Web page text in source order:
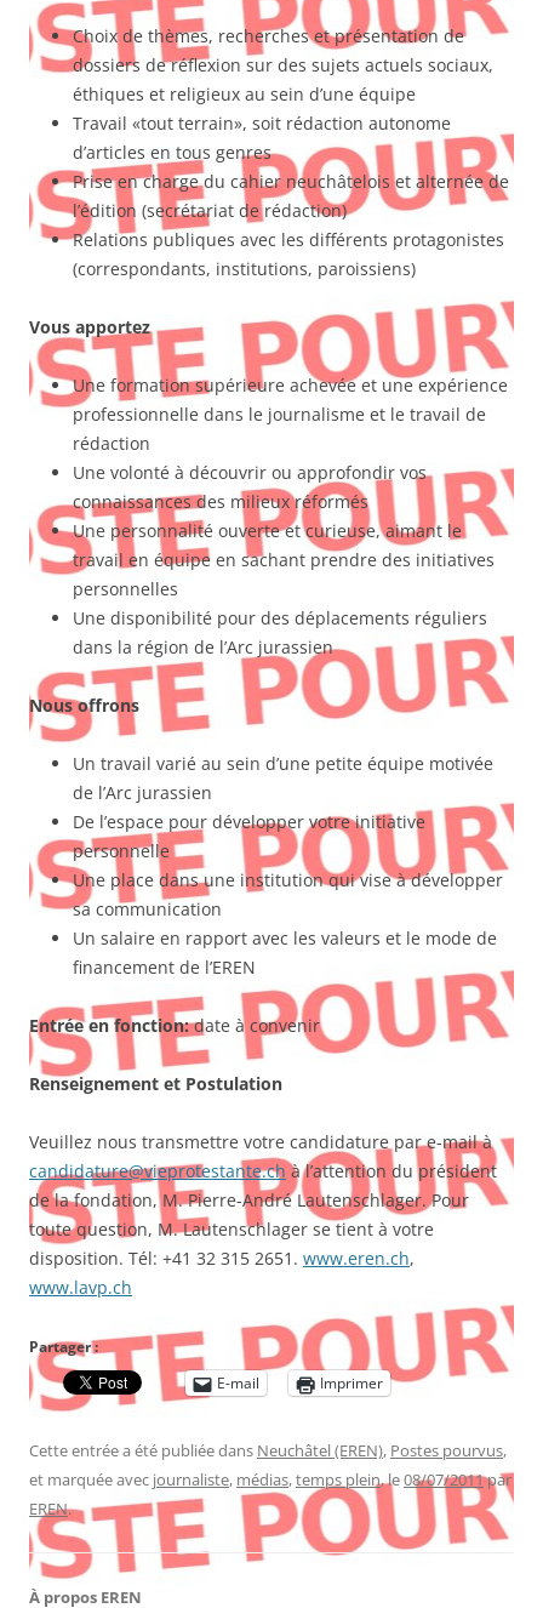
Choix de thèmes, recherches et présentation de
dossiers de réflexion sur des sujets actuels sociaux,
éthiques et religieux au sein d’une équipe
Travail «tout terrain», soit rédaction autonome
d’articles en tous genres
Prise en charge du cahier neuchâtelois et alternée de
l’édition (secrétariat de rédaction)
Relations publiques avec les différents protagonistes
(correspondants, institutions, paroissiens)
Vous apportez
Une formation supérieure achevée et une expérience
professionnelle dans le journalisme et le travail de
rédaction
Une volonté à découvrir ou approfondir vos
connaissances des milieux réformés
Une personnalité ouverte et curieuse, aimant le
travail en équipe en sachant prendre des initiatives
personnelles
Une disponibilité pour des déplacements réguliers
dans la région de l’Arc jurassien
Nous offrons
Un travail varié au sein d’une petite équipe motivée
de l’Arc jurassien
De l’espace pour développer votre initiative
personnelle
Une place dans une institution qui vise à développer
sa communication
Un salaire en rapport avec les valeurs et le mode de
financement de l’EREN
Entrée en fonction:date à convenir
Renseignement et Postulation
Veuillez nous transmettre votre candidature par e-mail à
candidature@vieprotestante.chà l’attention du président
de la fondation, M. Pierre-André Lautenschlager. Pour
toute question, M. Lautenschlager se tient à votre
disposition. Tél: +41 32 315 2651. www.eren.ch,
www.lavp.ch
Partager :
E-mail
Imprimer
Cette entrée a été publiée dans Neuchâtel (EREN), Postes pourvus,
et marquée avec journaliste, médias,temps plein, le08/07/2011par
EREN.
À propos EREN